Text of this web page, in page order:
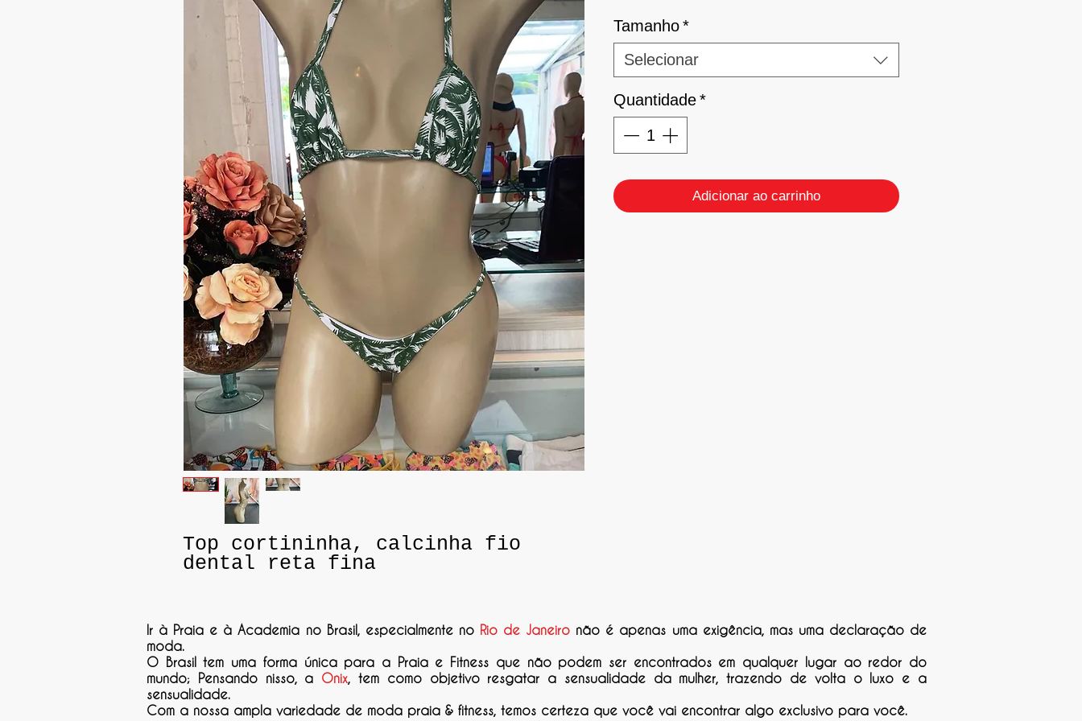
Top cortininha, calcinha fio
dental reta fina
Tamanho*
Selecionar
Quantidade*
Adicionar ao carrinho
Ir à Praia e à Academia no Brasil, especialmente noRio de Janeiro não é apenas uma exigência, mas uma declaração de
moda.
O Brasil tem uma forma única para a Praia e Fitness que não podem ser encontrados em qualquer lugar ao redor do
mundo; Pensando nisso, a Onix, tem como objetivo resgatar a sensualidade da mulher, trazendo de volta o luxo e a
sensualidade.
Com a nossa ampla variedade de moda praia & fitness, temos certeza que você vai encontrar algo exclusivo para você.